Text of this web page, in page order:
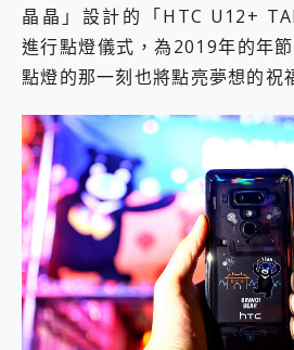
EaseUS Vocal Remover 免費線上去聲器一鍵去除人聲 人聲 音樂分離 2024 消除人聲推薦
3 個超值 MHN 飛人工具分享~~ iToolab AnyGo 魔物獵人 Now飛人 ios教學 不出門也可以到處走
Locawhere AnyTo 寶可夢飛人 AnyTo 不出門也可以飛遍全世界
97.3% 恢復率，資料救援就是這麼簡單 EaseUS Data Recovery Wizard Free 18.0.0 業界最好的資料救援軟體
磁碟系統大風吹 有了 磁碟管理程式 EaseUS Partition Master 就是這麼簡單
全新 SONY Xperia 1 VI 開箱! 相機實測! 長焦覆蓋更遠更清晰、2日長續航、頂尖影音娛樂效能~
Xiaomi 14 Ultra 開箱 評測~ 有深度的 Leica 影像旗艦手機! 加碼小旗艦 Xiaomi 14 開箱 評測
vivo TWS 3e 真無線藍牙耳機智慧降噪升級、音質明亮溫潤，並支援雙設備連接~
MSI Claw 掌機專屬配件包 來囉 完美保護 MSI Claw A1M-026TW 電競掌機
人像旗艦 vivo V30 系列 開箱 評測! 首搭蔡司光學鏡頭、攝影棚級柔光環、拍攝功能最好玩的美拍神機 vivo V30 Pro
多個願望一次滿足 超強散熱 微星 MSI Claw A1M-026TW 電競掌機 開箱 評測
一吸完美對位 擁有超強吸力與超好用的隱磁支架 O-ONE MAG 最會吸的行動電源 開箱 評測
Motorola edge 70 pro 及 moto g37 power上市，登錄在送飛利浦氣炸鍋
晶晶」設計的「HTC U12+
進行點燈儀式，為2019年的年
點燈的那一刻也將點亮夢想的祝